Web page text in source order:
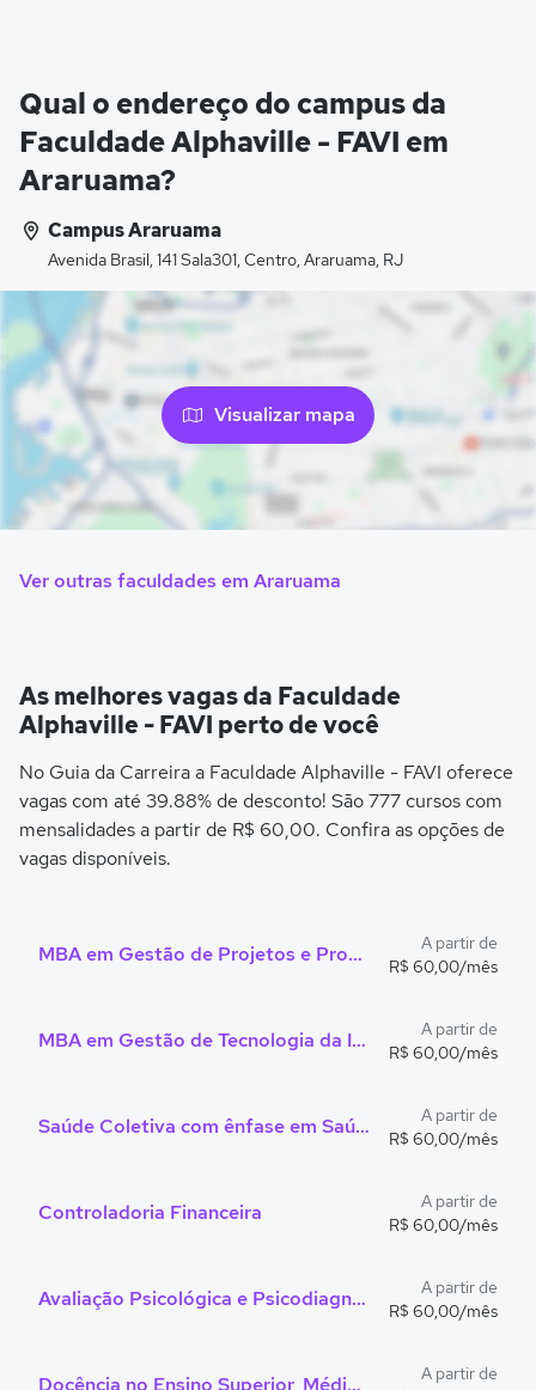
Qual o endereço do campus da
Faculdade Alphaville - FAVI em
Araruama?
Campus Araruama
Avenida Brasil, 141 Sala301, Centro, Araruama, RJ
Visualizar mapa
Ver outras faculdades em Araruama
As melhores vagas da Faculdade
Alphaville - FAVI perto de você
No Guia da Carreira a Faculdade Alphaville - FAVI oferece
vagas com até 39.88% de desconto! São 777 cursos com
mensalidades a partir de R$ 60,00. Confira as opções de
vagas disponíveis.
MBA em Gestão de Projetos e Processos
A partir de
R$ 60,00/mês
MBA em Gestão de Tecnologia da Informação
A partir de
R$ 60,00/mês
Saúde Coletiva com ênfase em Saúde da Família
A partir de
R$ 60,00/mês
Controladoria Financeira
A partir de
R$ 60,00/mês
Avaliação Psicológica e Psicodiagnóstico
A partir de
R$ 60,00/mês
Docência no Ensino Superior, Médio e Técnico
A partir de